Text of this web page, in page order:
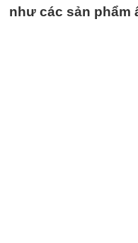
như các sản phẩm